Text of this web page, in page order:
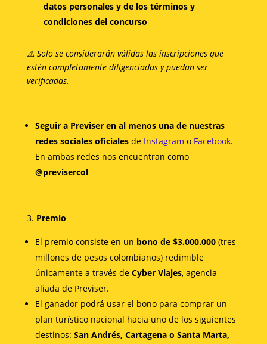
datos personales y de los términos y
condiciones del concurso
⚠Solo se considerarán válidas las inscripciones que
estén completamente diligenciadas y puedan ser
verificadas.
Seguir a Previser en al menos una de nuestras
redes sociales oficialesde Instagram o Facebook.
En ambas redes nos encuentran como
@previsercol
Premio
El premio consiste en un bono de $3.000.000(tres
millones de pesos colombianos) redimible
únicamente a través de Cyber Viajes, agencia
aliada de Previser.
El ganador podrá usar el bono para comprar un
plan turístico nacional hacia uno de los siguientes
destinos: San Andrés, Cartagena o Santa Marta,